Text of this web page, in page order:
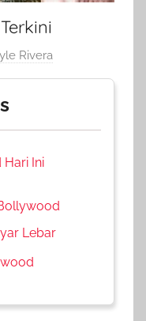
Rivera
Ini
Lebar